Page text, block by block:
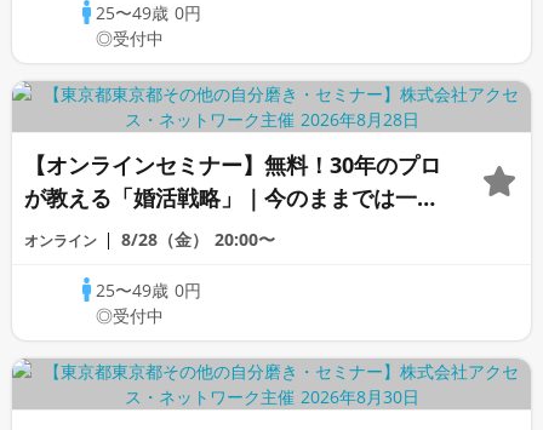
25〜49歳0円
◎受付中
【オンラインセミナー】無料！30年のプロ
が教える「婚活戦略」｜今のままでは一生
変わらないと感じる男性へ
オンライン 8/28（金） 20:00〜
25〜49歳0円
◎受付中